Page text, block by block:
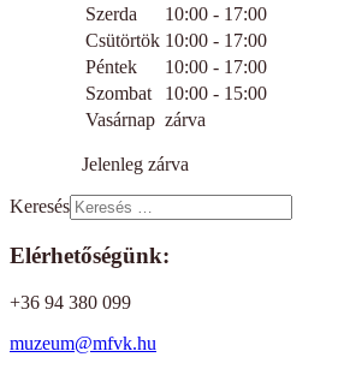
Szerda
10:00 - 17:00
Csütörtök 10:00 - 17:00
Péntek
10:00 - 17:00
Szombat
10:00 - 15:00
Vasárnap zárva
Jelenleg zárva
Keresés
Elérhetőségünk:
+36 94 380 099
muzeum@mfvk.hu